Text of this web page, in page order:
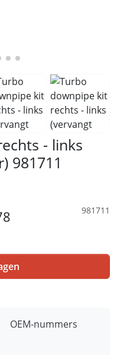
- links
981711
981711
OEM-nummers